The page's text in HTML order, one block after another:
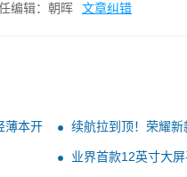
编辑：朝晖 文章纠错
薄本开
续航拉到顶！荣耀
业界首款12英寸大